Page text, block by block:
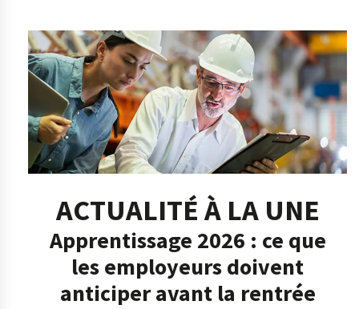
ACTUALITÉ À LA UNE
Apprentissage 2026 : ce que
les employeurs doivent
anticiper avant la rentrée